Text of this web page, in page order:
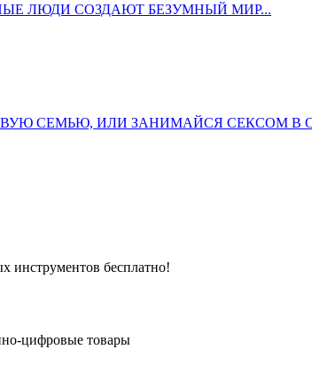
ЛЮДИ СОЗДАЮТ БЕЗУМНЫЙ МИР...
СЕМЬЮ, ИЛИ ЗАНИМАЙСЯ СЕКСОМ В
инструментов бесплатно!
цифровые товары